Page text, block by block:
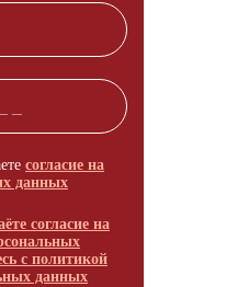
согласие на
данных
согласие на
с политикой
данных